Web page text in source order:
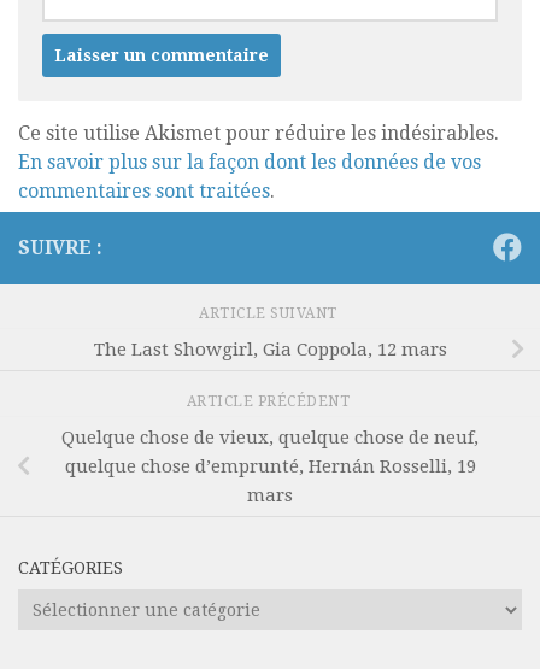
Ce site utilise Akismet pour réduire les indésirables.
En savoir plus sur la façon dont les données de vos
commentaires sont traitées.
SUIVRE :
ARTICLE SUIVANT
The Last Showgirl, Gia Coppola, 12 mars
ARTICLE PRÉCÉDENT
Quelque chose de vieux, quelque chose de neuf,
quelque chose d’emprunté, Hernán Rosselli, 19
mars
CATÉGORIES
Catégories